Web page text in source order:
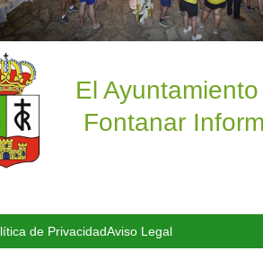
El
Fontanar
de PrivacidadAviso Legal